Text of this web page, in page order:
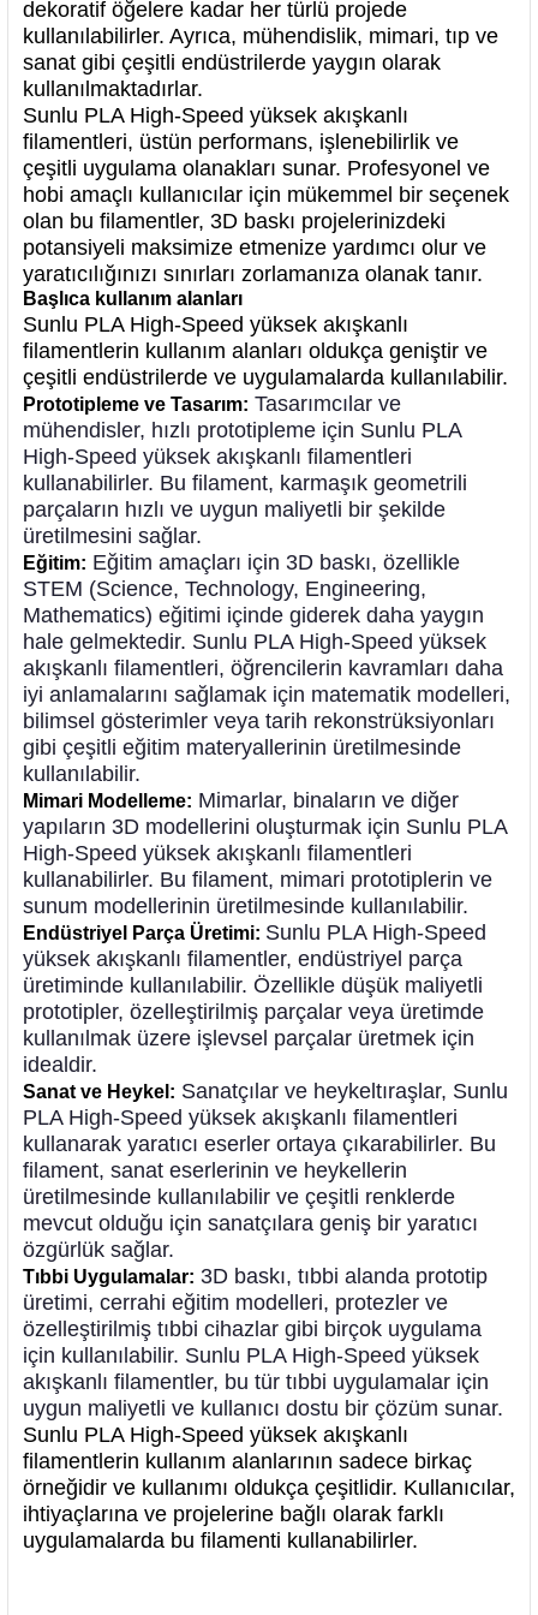
dekoratif öğelere kadar her türlü projede
kullanılabilirler. Ayrıca, mühendislik, mimari, tıp ve
sanat gibi çeşitli endüstrilerde yaygın olarak
kullanılmaktadırlar.
Sunlu PLA High-Speed yüksek akışkanlı
filamentleri, üstün performans, işlenebilirlik ve
çeşitli uygulama olanakları sunar. Profesyonel ve
hobi amaçlı kullanıcılar için mükemmel bir seçenek
olan bu filamentler, 3D baskı projelerinizdeki
potansiyeli maksimize etmenize yardımcı olur ve
yaratıcılığınızı sınırları zorlamanıza olanak tanır.
Başlıca kullanım alanları
Sunlu PLA High-Speed yüksek akışkanlı
filamentlerin kullanım alanları oldukça geniştir ve
çeşitli endüstrilerde ve uygulamalarda kullanılabilir.
Prototipleme ve Tasarım: Tasarımcılar ve
mühendisler, hızlı prototipleme için Sunlu PLA
High-Speed yüksek akışkanlı filamentleri
kullanabilirler. Bu filament, karmaşık geometrili
parçaların hızlı ve uygun maliyetli bir şekilde
üretilmesini sağlar.
Eğitim: Eğitim amaçları için 3D baskı, özellikle
STEM (Science, Technology, Engineering,
Mathematics) eğitimi içinde giderek daha yaygın
hale gelmektedir. Sunlu PLA High-Speed yüksek
akışkanlı filamentleri, öğrencilerin kavramları daha
iyi anlamalarını sağlamak için matematik modelleri,
bilimsel gösterimler veya tarih rekonstrüksiyonları
gibi çeşitli eğitim materyallerinin üretilmesinde
kullanılabilir.
Mimari Modelleme: Mimarlar, binaların ve diğer
yapıların 3D modellerini oluşturmak için Sunlu PLA
High-Speed yüksek akışkanlı filamentleri
kullanabilirler. Bu filament, mimari prototiplerin ve
sunum modellerinin üretilmesinde kullanılabilir.
Endüstriyel Parça Üretimi: Sunlu PLA High-Speed
yüksek akışkanlı filamentler, endüstriyel parça
üretiminde kullanılabilir. Özellikle düşük maliyetli
prototipler, özelleştirilmiş parçalar veya üretimde
kullanılmak üzere işlevsel parçalar üretmek için
idealdir.
Sanat ve Heykel: Sanatçılar ve heykeltıraşlar, Sunlu
PLA High-Speed yüksek akışkanlı filamentleri
kullanarak yaratıcı eserler ortaya çıkarabilirler. Bu
filament, sanat eserlerinin ve heykellerin
üretilmesinde kullanılabilir ve çeşitli renklerde
mevcut olduğu için sanatçılara geniş bir yaratıcı
özgürlük sağlar.
Tıbbi Uygulamalar: 3D baskı, tıbbi alanda prototip
üretimi, cerrahi eğitim modelleri, protezler ve
özelleştirilmiş tıbbi cihazlar gibi birçok uygulama
için kullanılabilir. Sunlu PLA High-Speed yüksek
akışkanlı filamentler, bu tür tıbbi uygulamalar için
uygun maliyetli ve kullanıcı dostu bir çözüm sunar.
Sunlu PLA High-Speed yüksek akışkanlı
filamentlerin kullanım alanlarının sadece birkaç
örneğidir ve kullanımı oldukça çeşitlidir. Kullanıcılar,
ihtiyaçlarına ve projelerine bağlı olarak farklı
uygulamalarda bu filamenti kullanabilirler.